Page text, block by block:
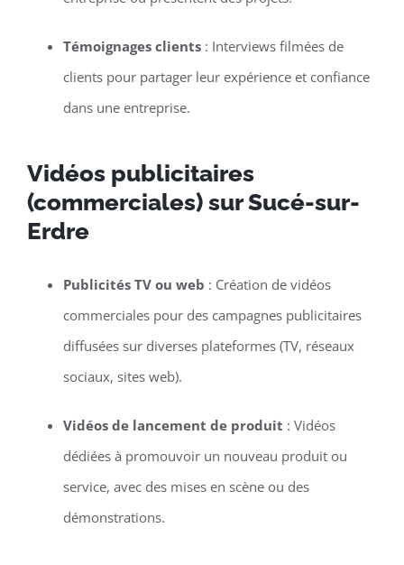
Témoignages clients: Interviews filmées de
clients pour partager leur expérience et confiance
dans une entreprise.
Vidéos publicitaires
(commerciales) sur Sucé-sur-
Erdre
Publicités TV ou web : Création de vidéos
commerciales pour des campagnes publicitaires
diffusées sur diverses plateformes (TV, réseaux
sociaux, sites web).
Vidéos de lancement de produit : Vidéos
dédiées à promouvoir un nouveau produit ou
service, avec des mises en scène ou des
démonstrations.